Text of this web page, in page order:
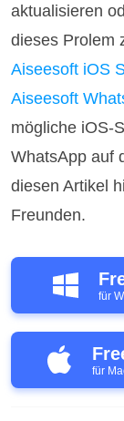
aktualisieren
dieses Prolem
Aiseesoft iOS
Aiseesoft
mögliche iOS-
WhatsApp auf
diesen Artikel
Freunden.
für
für